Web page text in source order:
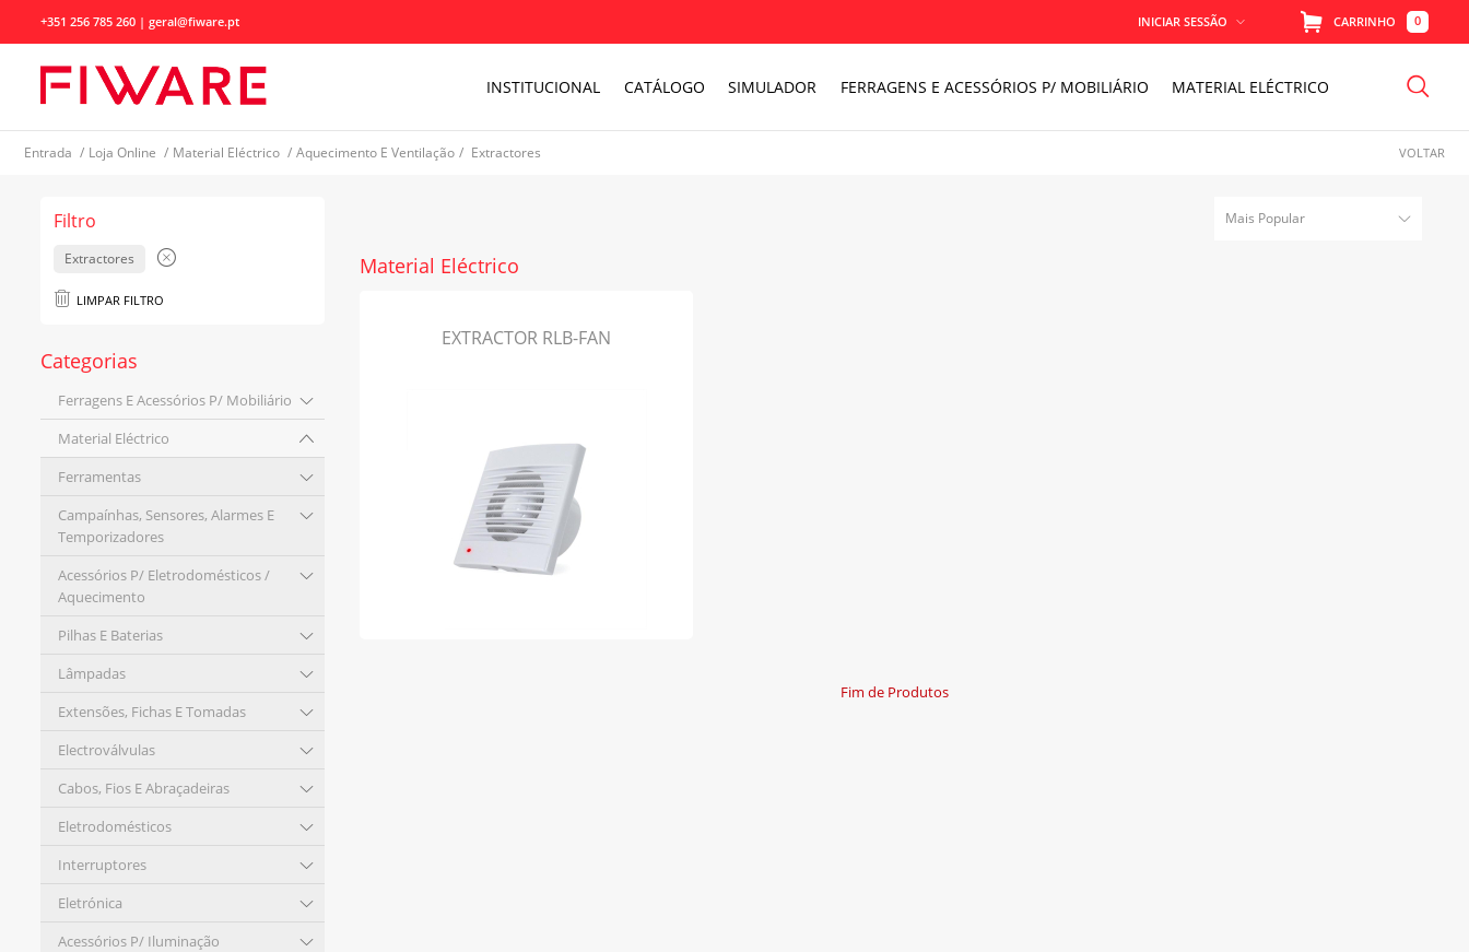
+351 256 785 260 | geral@fiware.pt 0
CARRINHO
INICIAR SESSÃO
MEMORIZAR
FERRAGENS E ACESSÓRIOS P/ MOBILIÁRIO MATERIAL ELÉCTRICO
INSTITUCIONAL CATÁLOGO SIMULADOR
Entrada / Loja Online / Material Eléctrico / Aquecimento E Ventilação / Extractores VOLTAR
Filtro
Extractores
LIMPAR FILTRO
Categorias
Ferragens E Acessórios P/ Mobiliário
Material Eléctrico
Ferramentas
Campaínhas, Sensores, Alarmes E
Temporizadores
Acessórios P/ Eletrodomésticos /
Aquecimento
Pilhas E Baterias
Lâmpadas
Extensões, Fichas E Tomadas
Electroválvulas
Cabos, Fios E Abraçadeiras
Eletrodomésticos
Interruptores
Eletrónica
Acessórios P/ Iluminação
Mais Popular
Material Eléctrico
EXTRACTOR RLB-FAN
Fim de Produtos